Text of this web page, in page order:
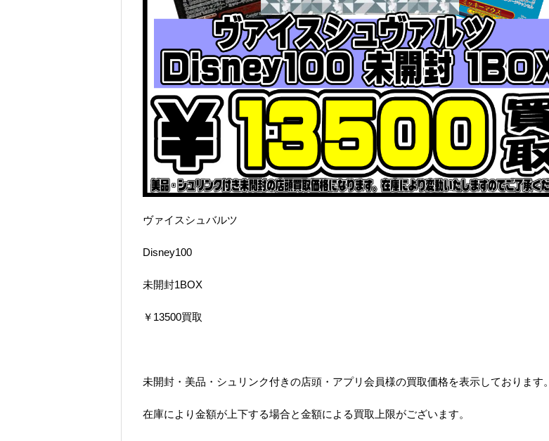
ヴァイスシュバルツ
Disney100
未開封1BOX
￥13500買取
未開封・美品・シュリンク付きの店頭・アプリ会員様の買取価格を表示しております。
在庫により金額が上下する場合と金額による買取上限がございます。